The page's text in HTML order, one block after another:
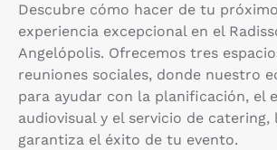
Descubre cómo hacer de tu
experiencia excepcional en el
Angelópolis. Ofrecemos tres
reuniones sociales, donde nuestro
para ayudar con la planificación, el
audiovisual y el servicio de catering,
garantiza el éxito de tu evento.